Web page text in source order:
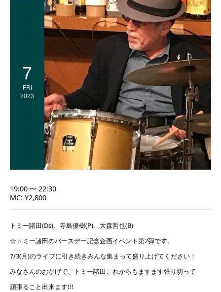
7
FRI
2023
19:00 〜 22:30
MC: ¥2,800
トミー諸田(Ds)、寺島優樹(P)、大森哲也(B)
☆トミー諸田のバースデー記念企画イベント第2弾です。
7/3(月)のライブに引き続きみんな集まって盛り上げてください！
みなさんのおかげで、トミー諸田これからもますます張り切って
頑張ること出来ます!!!